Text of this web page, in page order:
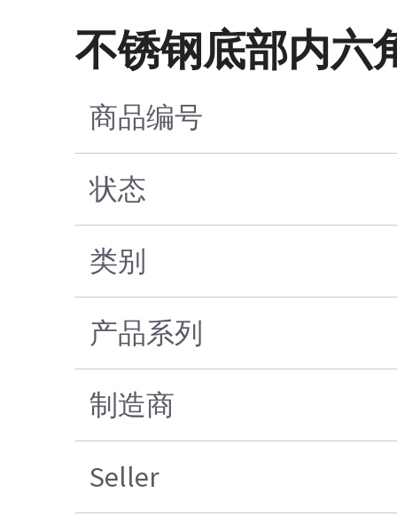
不锈钢底部内六
商品编号
状态
类别
产品系列
制造商
Seller